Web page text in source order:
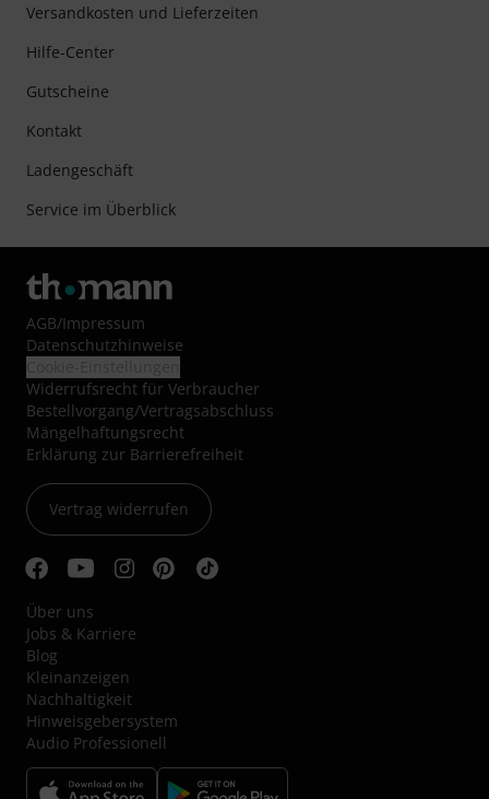
Versandkosten und Lieferzeiten
Hilfe-Center
Gutscheine
Kontakt
Ladengeschäft
Service im Überblick
AGB/Impressum
Datenschutzhinweise
Widerrufsrecht für Verbraucher
Bestellvorgang/Vertragsabschluss
Mängelhaftungsrecht
Erklärung zur Barrierefreiheit
Vertrag widerrufen
Über uns
Jobs & Karriere
Blog
Kleinanzeigen
Nachhaltigkeit
Hinweisgebersystem
Audio Professionell